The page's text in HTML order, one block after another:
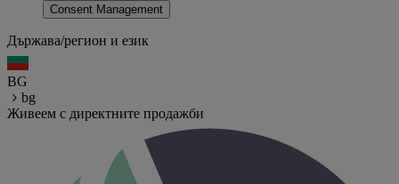
Consent Management
Държава/регион и език
BG
bg
Живеем с директните продажби